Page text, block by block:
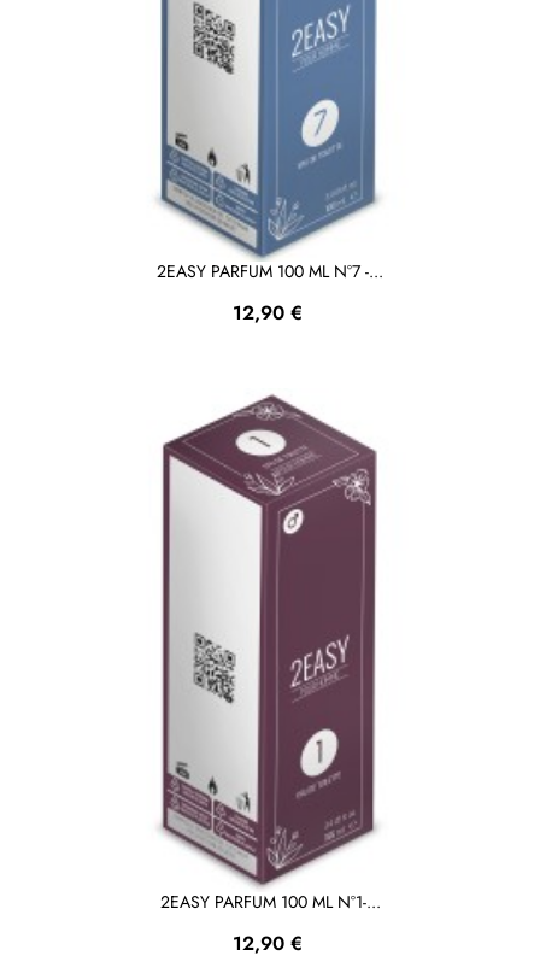
2EASY PARFUM 100 ML N°7 -...
Prezzo
12,90 €
2EASY PARFUM 100 ML N°1-...
Prezzo
12,90 €